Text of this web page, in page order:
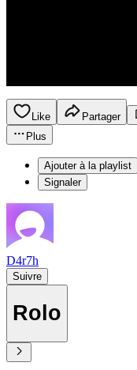
Like Partager
Plus
Ajouter à la playlist
Signaler
D4r7h
Suivre
Rolo